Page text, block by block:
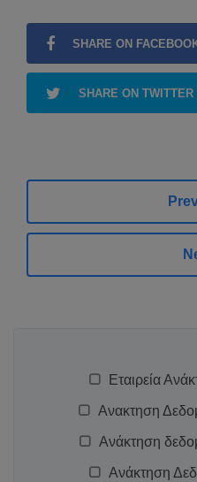
SHARE ON
SHARE ON TWITTER
Εταιρεία
Ανακτηση
Ανάκτηση
Ανάκτηση